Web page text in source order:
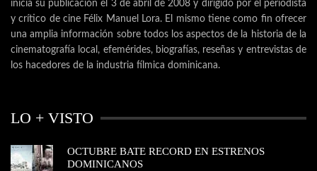
inicia su publicación el 3 de abril de 2008 y dirigido por el periodista
y crítico de cine Félix Manuel Lora. El mismo tiene como fin ofrecer
una amplia información sobre todos los aspectos de la historia de la
cinematografía local, efemérides, biografías, reseñas y entrevistas de
los hacedores de la industria fílmica dominicana.
LO + VISTO
OCTUBRE BATE RECORD EN ESTRENOS
DOMINICANOS